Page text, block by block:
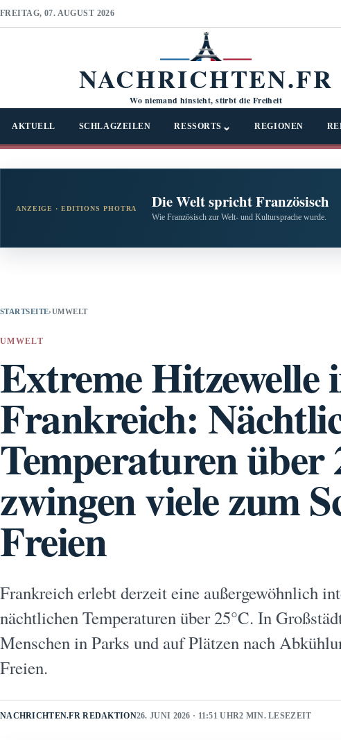
FREITAG, 07. AUGUST 2026
NACHRICHTEN.FR
Wo niemand hinsieht, stirbt die Freiheit
AKTUELL SCHLAGZEILEN RESSORTS ⌄ REGIONEN
ANZEIGE · EDITIONS PHOTRA Die Welt spricht Französisch
Wie Französisch zur Welt- und Kultursprache wurde.
STARTSEITE›UMWELT
UMWELT
Extreme Hitzewelle
Frankreich:
Temperaturen über
zwingen viele zum
Freien
Frankreich erlebt derzeit eine außergewöhnlich
nächtlichen Temperaturen über 25°C. In
Menschen in Parks und auf Plätzen nach
Freien.
NACHRICHTEN.FR REDAKTION26. JUNI 2026 · 11:51 UHR2 MIN. LESEZEIT